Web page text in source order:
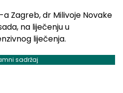
Zagreb, dr Milivoje Novake
na liječenju u
liječenja.
sadržaj